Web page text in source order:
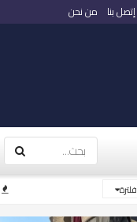
فلترة
إتصل بنا من نحن